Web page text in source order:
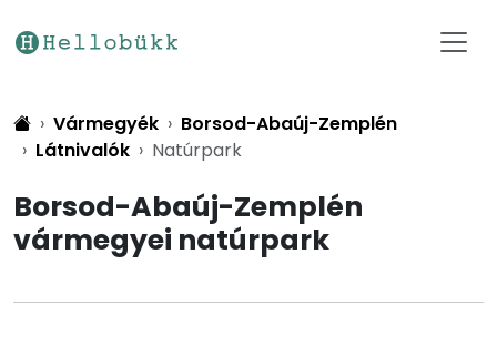
Vármegyék
Borsod-Abaúj-Zemplén
Látnivalók
Natúrpark
Borsod-Abaúj-Zemplén
vármegyei natúrpark